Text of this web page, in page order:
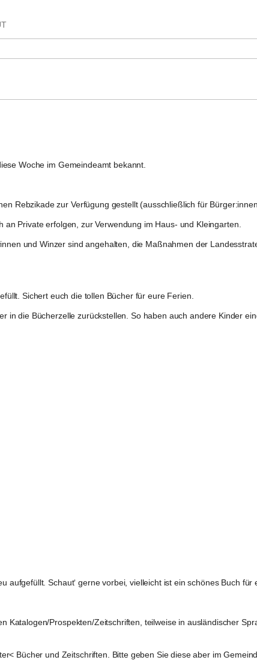
Woche im Gemeindeamt bekannt.
Rebzikade zur Verfügung gestellt (ausschließlich für
an Private erfolgen, zur Verwendung im Haus- und Kleingarten.
und Winzer sind angehalten, die Maßnahmen der
Sichert euch die tollen Bücher für eure Ferien.
in die Bücherzelle zurückstellen. So haben auch andere Kinder
aufgefüllt. Schaut‘ gerne vorbei, vielleicht ist ein schönes Buch für
Katalogen/Prospekten/Zeitschriften, teilweise in ausländischer
Bücher und Zeitschriften. Bitte geben Sie diese aber im